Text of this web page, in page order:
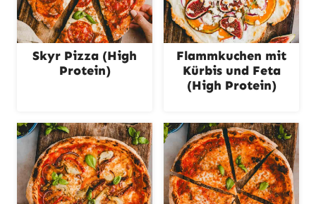
Skyr Pizza (High
Protein)
Flammkuchen mit
Kürbis und Feta
(High Protein)